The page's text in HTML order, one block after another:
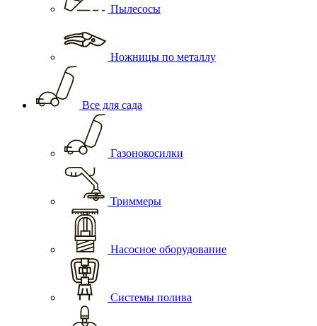
Пылесосы
Ножницы по металлу
Все для сада
Газонокосилки
Триммеры
Насосное оборудование
Системы полива